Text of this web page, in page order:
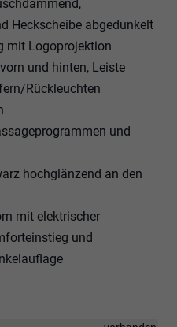
Heckscheibe abgedunkelt
mit Logoprojektion
und hinten, Leiste
Rückleuchten
und
hochglänzend an den
mit elektrischer
und